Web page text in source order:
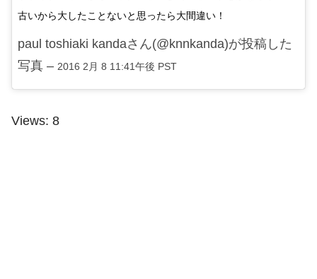
古いから大したことないと思ったら大間違い！
paul toshiaki kandaさん(@knnkanda)が投稿した
写真 – 2016 2月 8 11:41午後 PST
Views: 8